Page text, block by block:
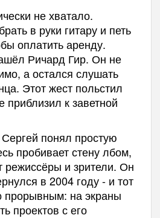
не хватало.
в руки гитару и петь
оплатить аренду.
Ричард Гир. Он не
а остался слушать
Этот жест польстил
к заветной
понял простую
пробивает стену лбом,
режиссёры и зрители. Он
в 2004 году - и тот
прорывным: на экраны
проектов с его